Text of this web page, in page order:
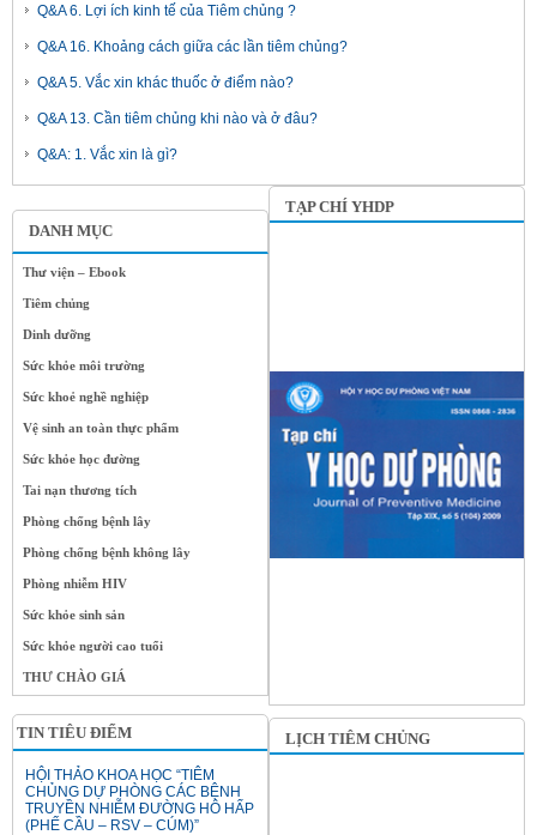
DANH MỤC
Thư viện – Ebook
Tiêm chủng
Dinh dưỡng
Sức khỏe môi trường
Sức khoẻ nghề nghiệp
Vệ sinh an toàn thực phẩm
Sức khỏe học đường
Tai nạn thương tích
Phòng chống bệnh lây
Phòng chống bệnh không lây
Phòng nhiễm HIV
Sức khỏe sinh sản
Sức khỏe người cao tuổi
THƯ CHÀO GIÁ
TIN TIÊU ĐIỂM
HỘI THẢO KHOA HỌC “TIÊM
CHỦNG DỰ PHÒNG CÁC BỆNH
TRUYỀN NHIỄM ĐƯỜNG HÔ HẤP
(PHẾ CẦU – RSV – CÚM)”
Q&A 6. Lợi ích kinh tế của Tiêm chủng ?
Q&A 16. Khoảng cách giữa các lần tiêm chủng?
Q&A 5. Vắc xin khác thuốc ở điểm nào?
Q&A 13. Cần tiêm chủng khi nào và ở đâu?
Q&A: 1. Vắc xin là gì?
TẠP CHÍ YHDP
LỊCH TIÊM CHỦNG